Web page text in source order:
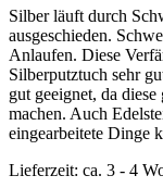
Silber läuft durch
ausgeschieden.
Anlaufen. Diese
Silberputztuch sehr
gut geeignet, da
machen. Auch
eingearbeitete Dinge
Lieferzeit: ca. 3 - 4